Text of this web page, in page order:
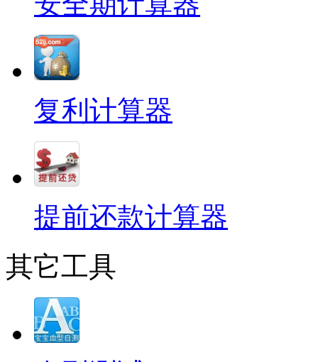
复利计算器
提前还款计算器
其它工具